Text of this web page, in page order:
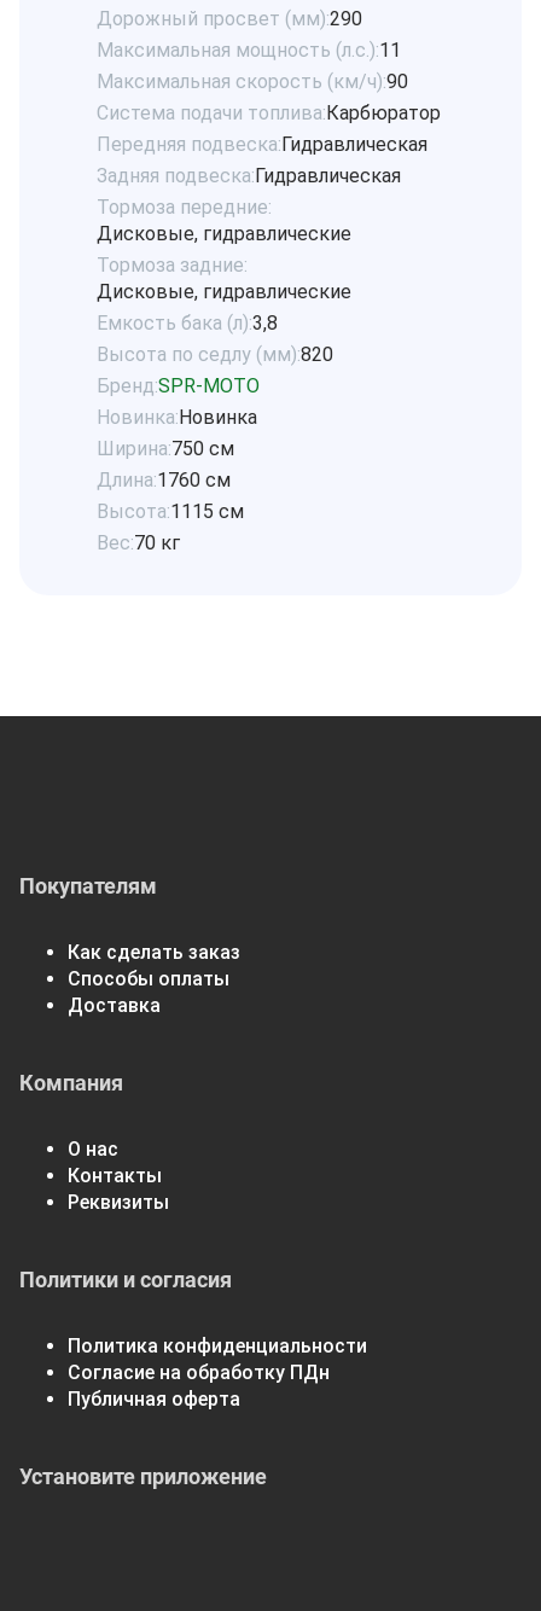
Дорожный просвет (мм):290
Максимальная мощность (л.с.):11
Максимальная скорость (км/ч):90
Система подачи топлива:Карбюратор
Передняя подвеска:Гидравлическая
Задняя подвеска:Гидравлическая
Тормоза передние:
Дисковые, гидравлические
Тормоза задние:
Дисковые, гидравлические
Емкость бака (л):3,8
Высота по седлу (мм):820
Бренд:SPR-MOTO
Новинка:Новинка
Ширина:750 см
Длина:1760 см
Высота:1115 см
Вес:70 кг
Покупателям
Как сделать заказ
Способы оплаты
Доставка
Компания
О нас
Контакты
Реквизиты
Политики и согласия
Политика конфиденциальности
Согласие на обработку ПДн
Публичная оферта
Установите приложение